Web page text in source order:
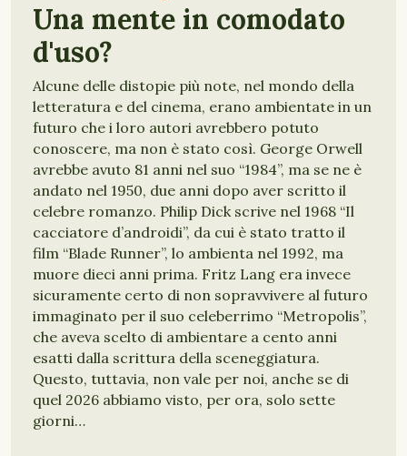
Una mente in comodato
d'uso?
Alcune delle distopie più note, nel mondo della
letteratura e del cinema, erano ambientate in un
futuro che i loro autori avrebbero potuto
conoscere, ma non è stato così. George Orwell
avrebbe avuto 81 anni nel suo “1984”, ma se ne è
andato nel 1950, due anni dopo aver scritto il
celebre romanzo. Philip Dick scrive nel 1968 “Il
cacciatore d’androidi”, da cui è stato tratto il
film “Blade Runner”, lo ambienta nel 1992, ma
muore dieci anni prima. Fritz Lang era invece
sicuramente certo di non sopravvivere al futuro
immaginato per il suo celeberrimo “Metropolis”,
che aveva scelto di ambientare a cento anni
esatti dalla scrittura della sceneggiatura.
Questo, tuttavia, non vale per noi, anche se di
quel 2026 abbiamo visto, per ora, solo sette
giorni…